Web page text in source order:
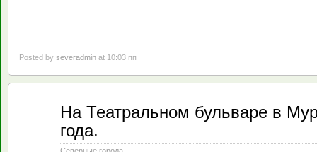
Posted by severadmin at 10:03 пп
На Театральном бульваре в
года.